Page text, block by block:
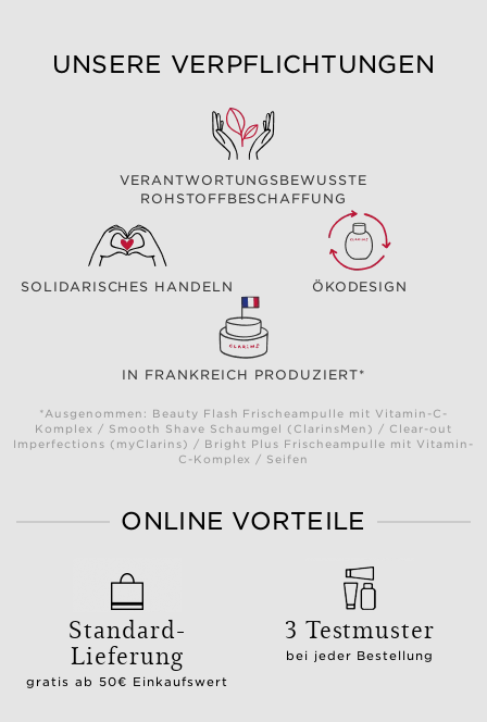
UNSERE VERPFLICHTUNGEN
VERANTWORTUNGSBEWUSSTE
ROHSTOFFBESCHAFFUNG
SOLIDARISCHES HANDELN ÖKODESIGN
IN FRANKREICH PRODUZIERT*
*Ausgenommen: Beauty Flash Frischeampulle mit Vitamin-C-
Komplex / Smooth Shave Schaumgel (ClarinsMen) / Clear-out
Imperfections (myClarins) / Bright Plus Frischeampulle mit Vitamin-
C-Komplex / Seifen
ONLINE VORTEILE
Standard-
Lieferung
gratis ab 50€ Einkaufswert
3 Testmuster
bei jeder Bestellung